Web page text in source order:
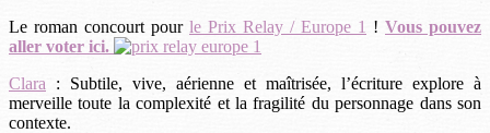
Le roman concourt pour le Prix Relay / Europe 1 ! Vous pouvez
aller voter ici.
Clara : Subtile, vive, aérienne et maîtrisée, l’écriture explore à
merveille toute la complexité et la fragilité du personnage dans son
contexte.